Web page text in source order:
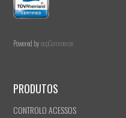
Powered bynopCommerce
PRODUTOS
CONTROLO ACESSOS